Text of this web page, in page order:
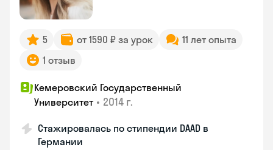
5 от 1590 ₽ за урок
11 лет опыта
1 отзыв
Кемеровский Государственный
Университет • 2014 г.
Стажировалась по стипендии DAAD в
Германии